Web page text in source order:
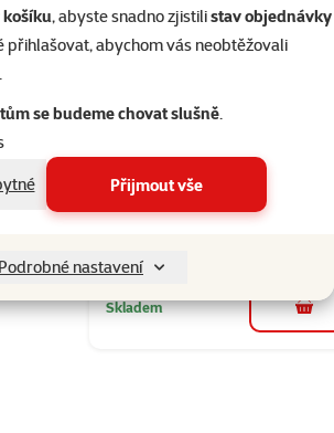
košíku, abyste snadno zjistilistav objednávky
přihlašovat, abychom vás neobtěžovali
.
se budeme chovat slušně.
Přijmout vše
Podrobné nastavení
Extract 40g
Skladem do